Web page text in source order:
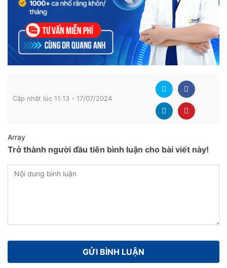
Cập nhật lúc 11:13 - 17/07/2024
Array
Trở thành người đầu tiên bình luận cho bài viết này!